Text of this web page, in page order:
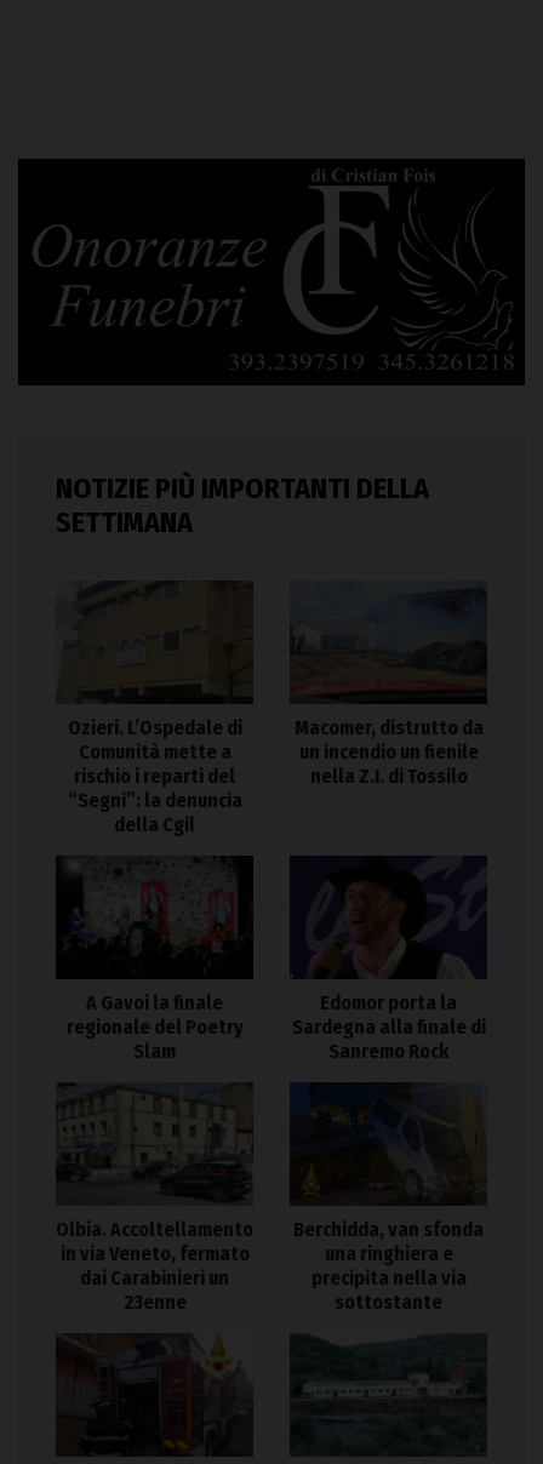
NOTIZIE PIÙ IMPORTANTI DELLA
SETTIMANA
Ozieri. L’Ospedale di
Comunità mette a
rischio i reparti del
“Segni”: la denuncia
della Cgil
Macomer, distrutto da
un incendio un fienile
nella Z.I. di Tossilo
A Gavoi la finale
regionale del Poetry
Slam
Edomor porta la
Sardegna alla finale di
Sanremo Rock
Olbia. Accoltellamento
in via Veneto, fermato
dai Carabinieri un
23enne
Berchidda, van sfonda
una ringhiera e
precipita nella via
sottostante